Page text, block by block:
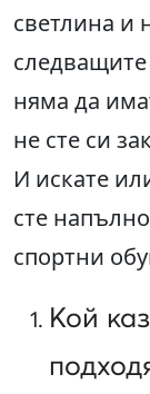
светлина и
няма да
не сте си
И искате
сте
спортни
Кой